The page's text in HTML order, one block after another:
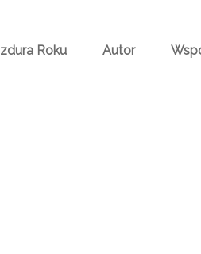
Roku Autor